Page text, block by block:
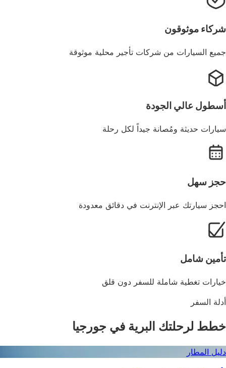
شركاء موثوقون
جميع السيارات من شركات تأجير محلية موثوقة
أسطول عالي الجودة
سيارات حديثة ومُصانة جيداً لكل رحلة
حجز سهل
احجز سيارتك عبر الإنترنت في دقائق معدودة
تأمين شامل
خيارات تغطية شاملة للسفر دون قلق
أدلة السفر
خطط لرحلتك البرية في جورجيا
دليل المطار